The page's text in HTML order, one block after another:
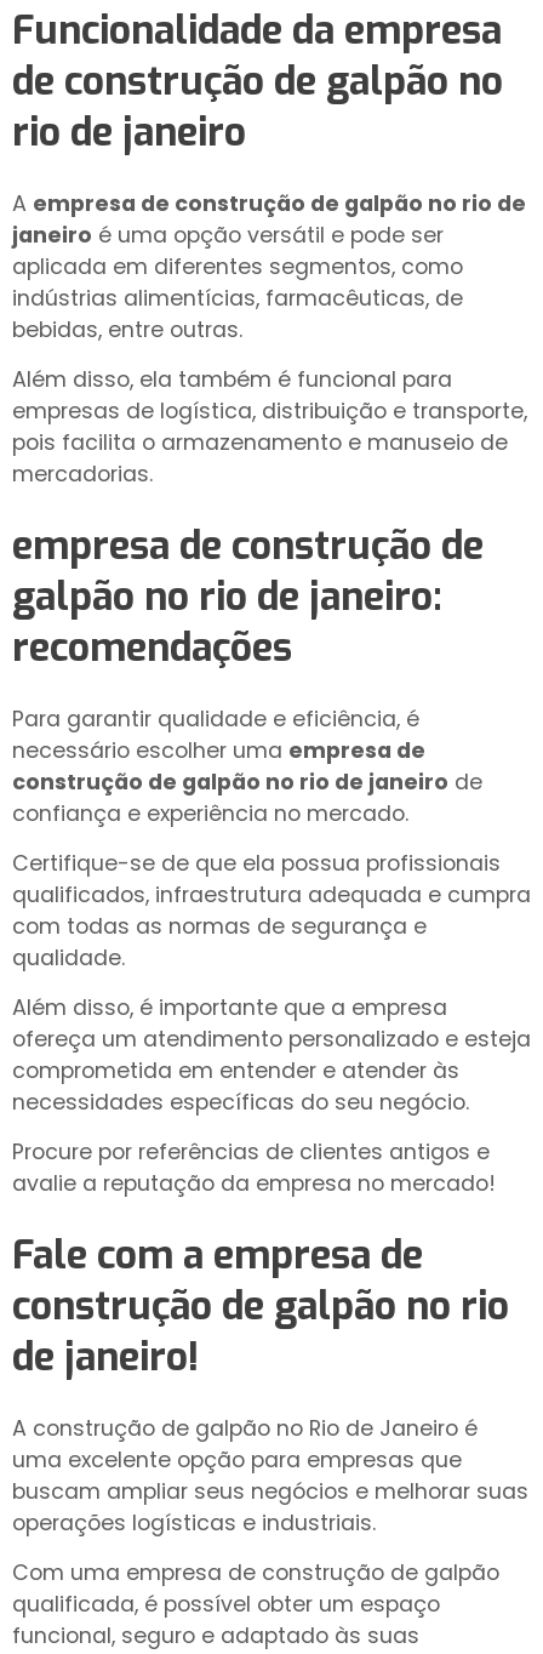
Funcionalidade da empresa
de construção de galpão no
rio de janeiro
A empresa de construção de galpão no rio de
janeiro é uma opção versátil e pode ser
aplicada em diferentes segmentos, como
indústrias alimentícias, farmacêuticas, de
bebidas, entre outras.
Além disso, ela também é funcional para
empresas de logística, distribuição e transporte,
pois facilita o armazenamento e manuseio de
mercadorias.
empresa de construção de
galpão no rio de janeiro:
recomendações
Para garantir qualidade e eficiência, é
necessário escolher uma empresa de
construção de galpão no rio de janeiro de
confiança e experiência no mercado.
Certifique-se de que ela possua profissionais
qualificados, infraestrutura adequada e cumpra
com todas as normas de segurança e
qualidade.
Além disso, é importante que a empresa
ofereça um atendimento personalizado e esteja
comprometida em entender e atender às
necessidades específicas do seu negócio.
Procure por referências de clientes antigos e
avalie a reputação da empresa no mercado!
Fale com a empresa de
construção de galpão no rio
de janeiro!
A construção de galpão no Rio de Janeiro é
uma excelente opção para empresas que
buscam ampliar seus negócios e melhorar suas
operações logísticas e industriais.
Com uma empresa de construção de galpão
qualificada, é possível obter um espaço
funcional, seguro e adaptado às suas